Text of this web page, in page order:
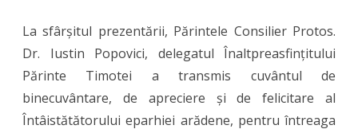
La sfârșitul prezentării, Părintele Consilier Protos.
Dr. Iustin Popovici, delegatul Înaltpreasfințitului
Părinte Timotei a transmis cuvântul de
binecuvântare, de apreciere și de felicitare al
Întâistătătorului eparhiei arădene, pentru întreaga